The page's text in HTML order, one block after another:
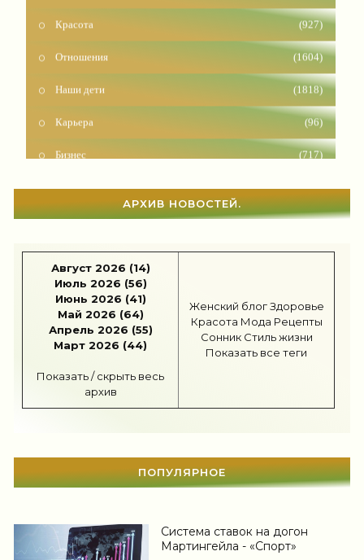
(927)
(1604)
(1818)
(96)
(717)
(47)
Отдых
Здоровье
Гороскоп (56)
Мода (1371)
АРХИВ НОВОСТЕЙ.
Август 2026 (14)
Июль 2026 (56)
Июнь 2026 (41)
Май 2026 (64)
Апрель 2026 (55)
Март 2026 (44)
Показать / скрыть весь
архив
Женский блог Здоровье
Красота Мода Рецепты
Сонник Стиль жизни
Показать все теги
ПОПУЛЯРНОЕ
Система ставок на догон
Мартингейла - «Спорт»